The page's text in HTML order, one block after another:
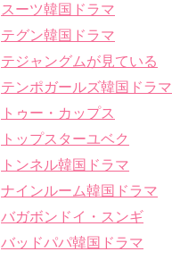
スーツ韓国ドラマ
テグン韓国ドラマ
テジャングムが見ている
テンポガールズ韓国ドラマ
トゥー・カップス
トップスターユベク
トンネル韓国ドラマ
ナインルーム韓国ドラマ
バガボンドイ・スンギ
バッドパパ韓国ドラマ